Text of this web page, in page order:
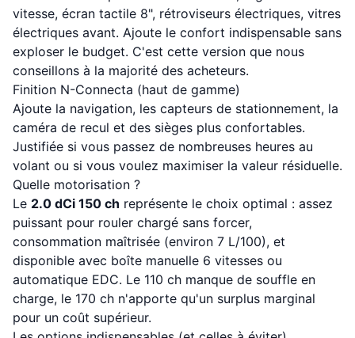
vitesse, écran tactile 8", rétroviseurs électriques, vitres
électriques avant. Ajoute le confort indispensable sans
exploser le budget. C'est cette version que nous
conseillons à la majorité des acheteurs.
Finition N-Connecta (haut de gamme)
Ajoute la navigation, les capteurs de stationnement, la
caméra de recul et des sièges plus confortables.
Justifiée si vous passez de nombreuses heures au
volant ou si vous voulez maximiser la valeur résiduelle.
Quelle motorisation ?
Le 2.0 dCi 150 ch représente le choix optimal : assez
puissant pour rouler chargé sans forcer,
consommation maîtrisée (environ 7 L/100), et
disponible avec boîte manuelle 6 vitesses ou
automatique EDC. Le 110 ch manque de souffle en
charge, le 170 ch n'apporte qu'un surplus marginal
pour un coût supérieur.